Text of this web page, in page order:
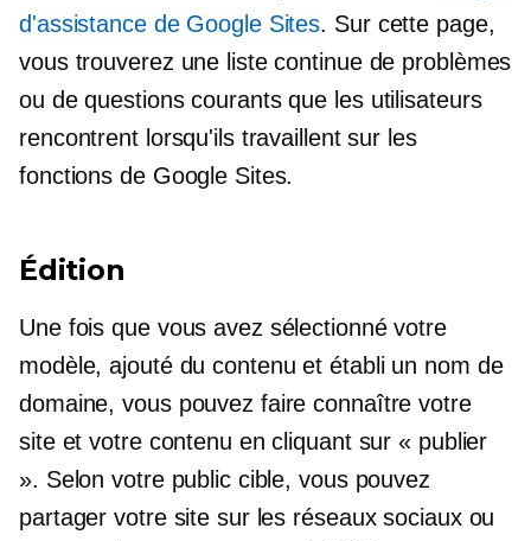
d'assistance de Google Sites. Sur cette page,
vous trouverez une liste continue de problèmes
ou de questions courants que les utilisateurs
rencontrent lorsqu'ils travaillent sur les
fonctions de Google Sites.
Édition
Une fois que vous avez sélectionné votre
modèle, ajouté du contenu et établi un nom de
domaine, vous pouvez faire connaître votre
site et votre contenu en cliquant sur « publier
». Selon votre public cible, vous pouvez
partager votre site sur les réseaux sociaux ou